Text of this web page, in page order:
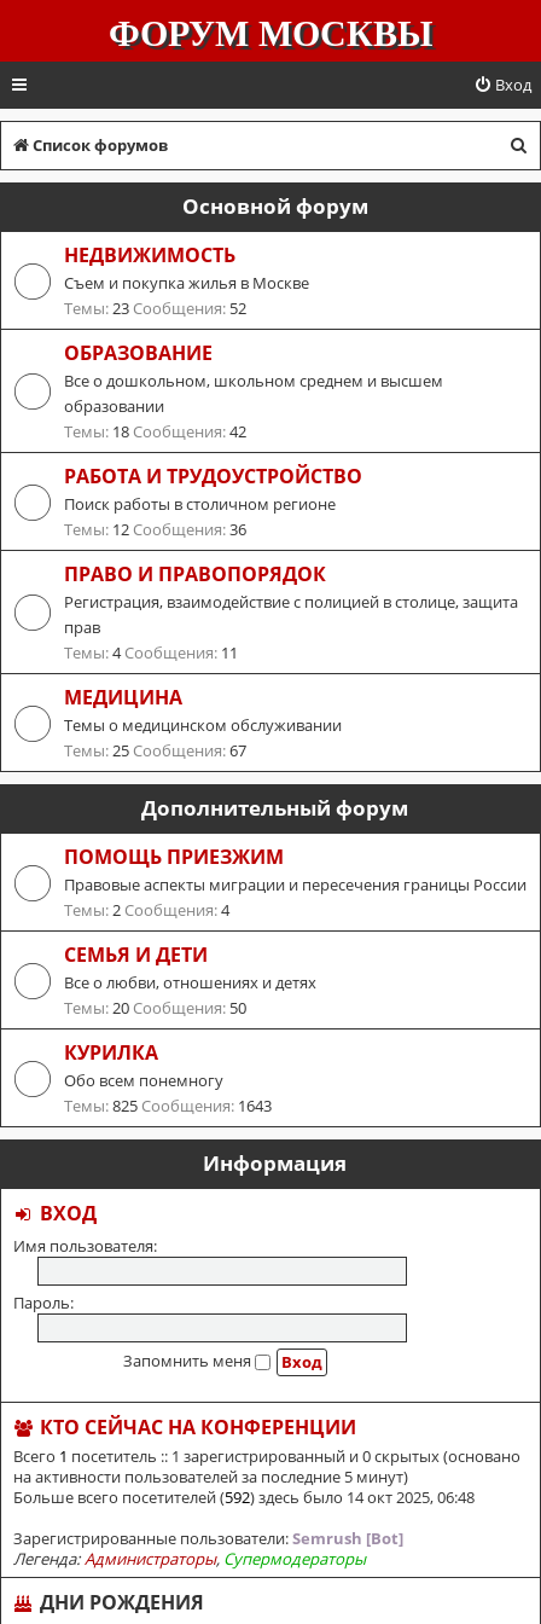
ФОРУМ МОСКВЫ
Вход
Список форумов
о
Основной форум
НЕДВИЖИМОСТЬ
Съем и покупка жилья в Москве
Темы:23 Сообщения: 52
ОБРАЗОВАНИЕ
Все о дошкольном, школьном среднем и высшем
образовании
Темы: 18 Сообщения:42
РАБОТА И ТРУДОУСТРОЙСТВО
Поиск работы в столичном регионе
Темы: 12 Сообщения:36
ПРАВО И ПРАВОПОРЯДОК
Регистрация, взаимодействие с полицией в столице, защита
прав
Темы:4Сообщения: 11
МЕДИЦИНА
Темы о медицинском обслуживании
Темы:25 Сообщения:67
Дополнительный форум
ПОМОЩЬ ПРИЕЗЖИМ
Правовые аспекты миграции и пересечения границы России
Темы:2 Сообщения:4
СЕМЬЯ И ДЕТИ
Все о любви, отношениях и детях
Темы:20 Сообщения: 50
КУРИЛКА
Обо всем понемногу
Темы:825 Сообщения: 1643
Информация
ВХОД
Имя пользователя:
Пароль:
Запомнить меня
КТО СЕЙЧАС НА КОНФЕРЕНЦИИ
Всего 1 посетитель :: 1 зарегистрированный и 0 скрытых (основано
на активности пользователей за последние 5 минут)
Больше всего посетителей (592) здесь было 14 окт 2025, 06:48
Зарегистрированные пользователи:Semrush [Bot]
Легенда:Администраторы, Супермодераторы
ДНИ РОЖДЕНИЯ